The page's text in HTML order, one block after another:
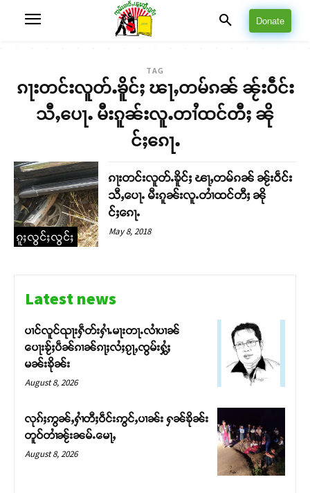
Donate
TAG
ၵႃးတင်းလူတ်ႉၶိူင်ႈ ၽႃႇတမ်ၵၼ် ၼႂ်းဝဵင်း
သီႇပေႃႉ မီးၵူၼ်းလူႉတၢႆထင်တီႈ ၼို
င်ႈၵေႃႉ
ၵူႈလွင်ႈလွင်ႈ
ၵႃးတင်းလူတ်ႉၶိူင်ႈ ၽႃႇတမ်ၵၼ် ၼႂ်းဝဵင်း
သီႇပေႃႉ မီးၵူၼ်းလူႉတၢႆထင်တီႈ ၼို
င်ႈၵေႃႉ
May 8, 2018
Latest news
ပၢင်လူင်ၺႃးႁဵတ်းႁၢႆႉမႃးတႃႉလၢႆပၢၼ် ​​
ပေႃးၶႂ်ႈပဵၼ်ၵၢၼ်ၵႃႈလႆႈၵႂႃႇၸွမ်းႁွႆႈ
မၼ်းၶိုၼ်း
August 8, 2026
လုၵ်ႈဢွၼ်ႇႁၢႆတီႈဝဵင်းဢွင်ႇပၢၼ်း ႁၼ်ၶိုၼ်း
တူဝ်တၢႆၼႂ်းၼမ်ႉမေႃႇ
August 8, 2026